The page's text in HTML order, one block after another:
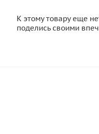
К этому товару еще
поделись своими